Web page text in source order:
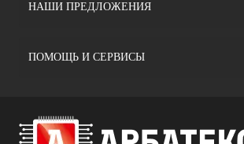
НАШИ ПРЕДЛОЖЕНИЯ
ПОМОЩЬ И СЕРВИСЫ